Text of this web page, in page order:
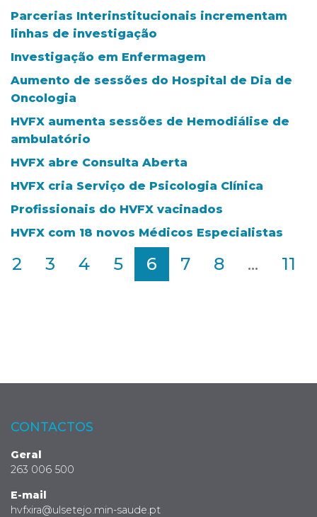
Parcerias Interinstitucionais incrementam
linhas de investigação
Investigação em Enfermagem
Aumento de sessões do Hospital de Dia de
Oncologia
HVFX aumenta sessões de Hemodiálise de
ambulatório
HVFX abre Consulta Aberta
HVFX cria Serviço de Psicologia Clínica
Profissionais do HVFX vacinados
HVFX com 18 novos Médicos Especialistas
2 3 4 5 6 7 8 ... 11
CONTACTOS
Geral
263 006 500
E-mail
hvfxira@ulsetejo.min-saude.pt